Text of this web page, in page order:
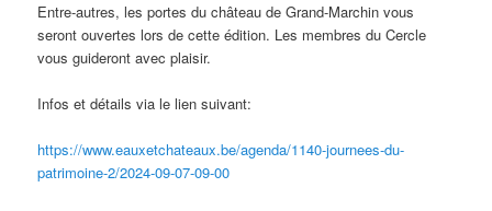
Entre-autres, les portes du château de Grand-Marchin vous
seront ouvertes lors de cette édition. Les membres du Cercle
vous guideront avec plaisir.
Infos et détails via le lien suivant:
https://www.eauxetchateaux.be/agenda/1140-journees-du-
patrimoine-2/2024-09-07-09-00